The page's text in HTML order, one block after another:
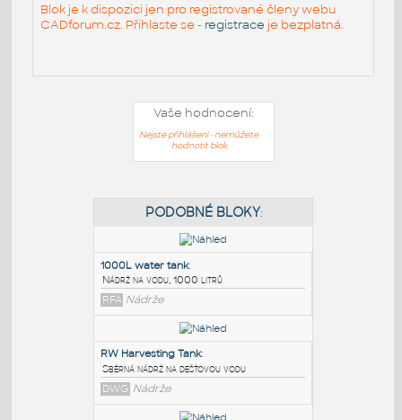
Blok je k dispozici jen pro registrované členy webu
CADforum.cz. Přihlaste se - registrace je bezplatná.
Vaše hodnocení:
Nejste přihlášeni - nemůžete
hodnotit blok
PODOBNÉ BLOKY
1000L water tank